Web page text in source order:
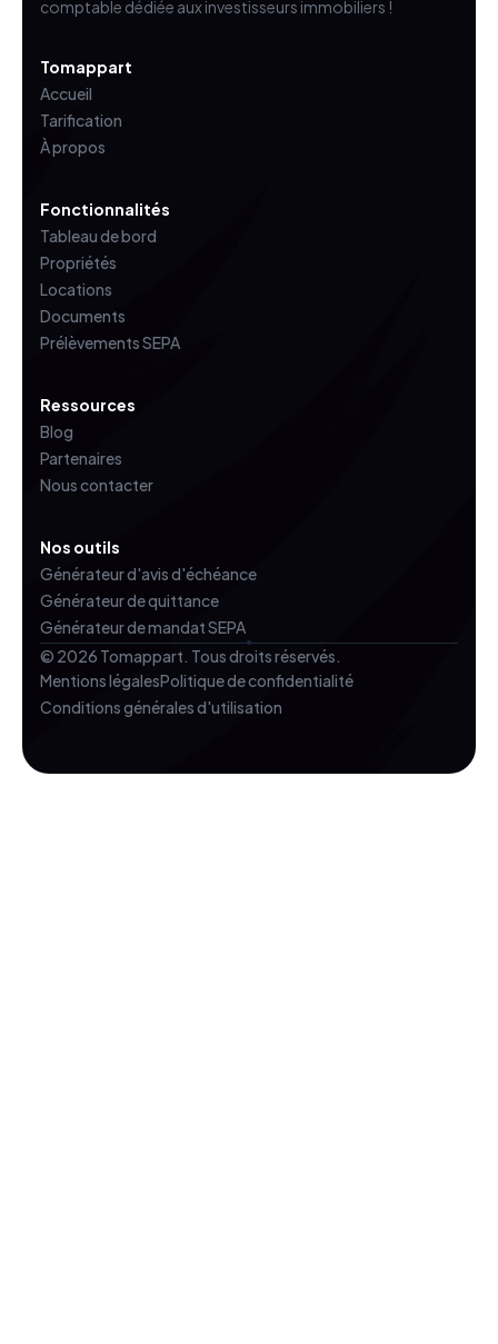
comptable dédiée aux investisseurs immobiliers !
Tomappart
Accueil
Tarification
À propos
Fonctionnalités
Tableau de bord
Propriétés
Locations
Documents
Prélèvements SEPA
Ressources
Blog
Partenaires
Nous contacter
Nos outils
Générateur d'avis d'échéance
Générateur de quittance
Générateur de mandat SEPA
© 2026 Tomappart. Tous droits réservés.
Mentions légalesPolitique de confidentialité
Conditions générales d'utilisation